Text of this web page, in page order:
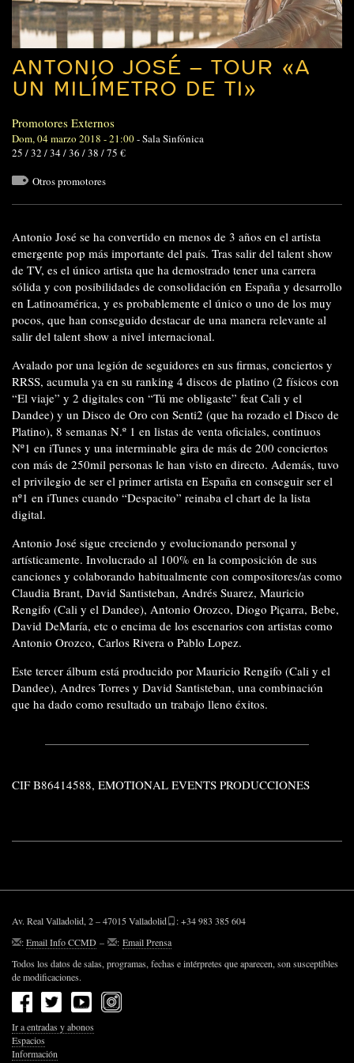
ANTONIO JOSÉ – TOUR «A
UN MILÍMETRO DE TI»
Promotores Externos
Dom, 04 marzo 2018 - 21:00-Sala Sinfónica
25 / 32 / 34 / 36 / 38 / 75 €
Otros promotores
Antonio José se ha convertido en menos de 3 años en el artista
emergente pop más importante del país. Tras salir del talent show
de TV, es el único artista que ha demostrado tener una carrera
sólida y con posibilidades de consolidación en España y desarrollo
en Latinoamérica, y es probablemente el único o uno de los muy
pocos, que han conseguido destacar de una manera relevante al
salir del talent show a nivel internacional.
Avalado por una legión de seguidores en sus firmas, conciertos y
RRSS, acumula ya en su ranking 4 discos de platino (2 físicos con
“El viaje” y 2 digitales con “Tú me obligaste” feat Cali y el
Dandee) y un Disco de Oro con Senti2 (que ha rozado el Disco de
Platino), 8 semanas N.º 1 en listas de venta oficiales, continuos
Nº1 en iTunes y una interminable gira de más de 200 conciertos
con más de 250mil personas le han visto en directo. Además, tuvo
el privilegio de ser el primer artista en España en conseguir ser el
nº1 en iTunes cuando “Despacito” reinaba el chart de la lista
digital.
Antonio José sigue creciendo y evolucionando personal y
artísticamente. Involucrado al 100% en la composición de sus
canciones y colaborando habitualmente con compositores/as como
Claudia Brant, David Santisteban, Andrés Suarez, Mauricio
Rengifo (Cali y el Dandee), Antonio Orozco, Diogo Piçarra, Bebe,
David DeMaría, etc o encima de los escenarios con artistas como
Antonio Orozco, Carlos Rivera o Pablo Lopez.
Este tercer álbum está producido por Mauricio Rengifo (Cali y el
Dandee), Andres Torres y David Santisteban, una combinación
que ha dado como resultado un trabajo lleno éxitos.
CIF B86414588, EMOTIONAL EVENTS PRODUCCIONES
Av. Real Valladolid, 2 – 47015 Valladolid
: +34 983 385 604
:Email Info CCMD – : Email Prensa
Todos los datos de salas, programas, fechas e intérpretes que aparecen, son susceptibles
de modificaciones.
Ir a entradas y abonos
Espacios
Información